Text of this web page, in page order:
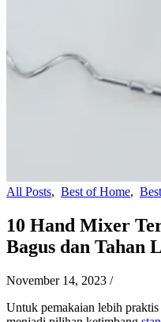
All Posts, Best of Home,
10 Hand Mixer
Bagus dan Tahan
November 14, 2023 /
Untuk pemakaian lebih